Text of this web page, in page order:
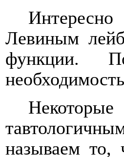
Левиным
функции.
называем то,